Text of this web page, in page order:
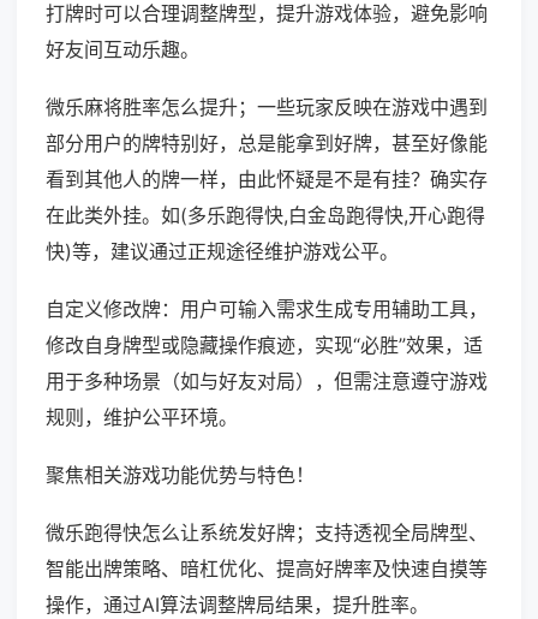
打牌时可以合理调整牌型，提升游戏体验，避免影响
好友间互动乐趣。
微乐麻将胜率怎么提升；一些玩家反映在游戏中遇到
部分用户的牌特别好，总是能拿到好牌，甚至好像能
看到其他人的牌一样，由此怀疑是不是有挂？确实存
在此类外挂。如(多乐跑得快,白金岛跑得快,开心跑得
快)等，建议通过正规途径维护游戏公平。
自定义修改牌：用户可输入需求生成专用辅助工具，
修改自身牌型或隐藏操作痕迹，实现“必胜”效果，适
用于多种场景（如与好友对局），但需注意遵守游戏
规则，维护公平环境。
聚焦相关游戏功能优势与特色！
微乐跑得快怎么让系统发好牌；支持透视全局牌型、
智能出牌策略、暗杠优化、提高好牌率及快速自摸等
操作，通过AI算法调整牌局结果，提升胜率。